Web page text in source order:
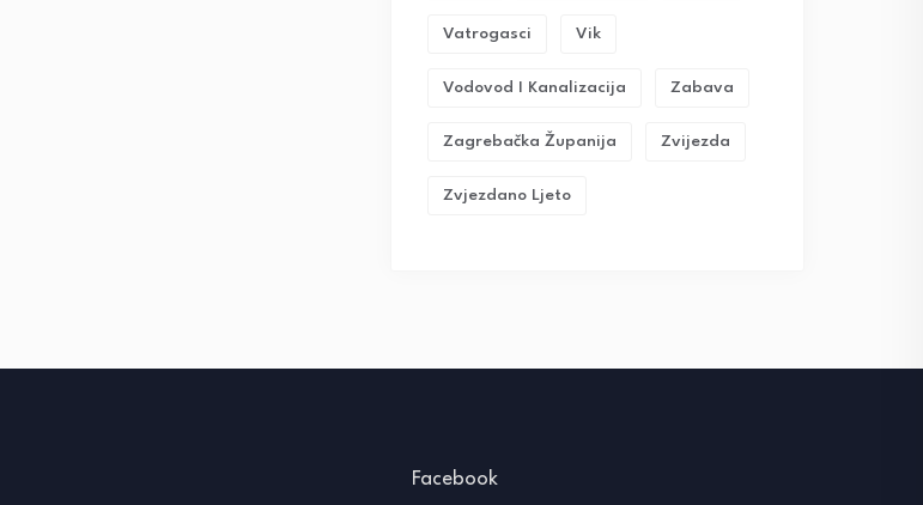
Vatrogasci Vik
Vodovod I Kanalizacija Zabava
Zagrebačka Županija Zvijezda
Zvjezdano Ljeto
Facebook